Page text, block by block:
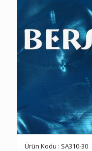
Ürün Kodu : SA310-30